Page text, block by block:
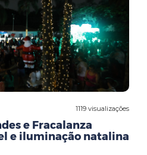
1119 visualizações
e Fracalanza
e iluminação natalina